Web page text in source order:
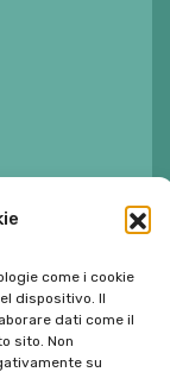
come i cookie
dispositivo. Il
dati come il
sito. Non
su